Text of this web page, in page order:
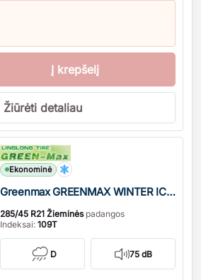
Į krepšelį
Žiūrėti detaliau
Ekonominė
Greenmax GREENMAX WINTER ICE I-15 SUV DOT22
285/45 R21 Žieminėspadangos
Indeksai: 109T
D 75 dB